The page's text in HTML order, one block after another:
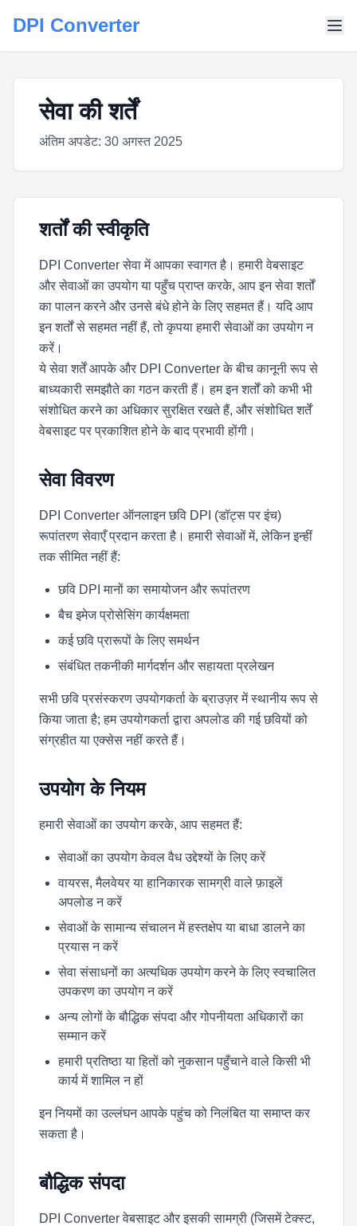
DPI Converter
सेवा की शर्तें
अंतिम अपडेट: 30 अगस्त 2025
शर्तों की स्वीकृति
DPI Converter सेवा में आपका स्वागत है। हमारी वेबसाइट
और सेवाओं का उपयोग या पहुँच प्राप्त करके, आप इन सेवा शर्तों
का पालन करने और उनसे बंधे होने के लिए सहमत हैं। यदि आप
इन शर्तों से सहमत नहीं हैं, तो कृपया हमारी सेवाओं का उपयोग न
करें।
ये सेवा शर्तें आपके और DPI Converter के बीच कानूनी रूप से
बाध्यकारी समझौते का गठन करती हैं। हम इन शर्तों को कभी भी
संशोधित करने का अधिकार सुरक्षित रखते हैं, और संशोधित शर्तें
वेबसाइट पर प्रकाशित होने के बाद प्रभावी होंगी।
सेवा विवरण
DPI Converter ऑनलाइन छवि DPI (डॉट्स पर इंच)
रूपांतरण सेवाएँ प्रदान करता है। हमारी सेवाओं में, लेकिन इन्हीं
तक सीमित नहीं हैं:
छवि DPI मानों का समायोजन और रूपांतरण
बैच इमेज प्रोसेसिंग कार्यक्षमता
कई छवि प्रारूपों के लिए समर्थन
संबंधित तकनीकी मार्गदर्शन और सहायता प्रलेखन
सभी छवि प्रसंस्करण उपयोगकर्ता के ब्राउज़र में स्थानीय रूप से
किया जाता है; हम उपयोगकर्ता द्वारा अपलोड की गई छवियों को
संग्रहीत या एक्सेस नहीं करते हैं।
उपयोग के नियम
हमारी सेवाओं का उपयोग करके, आप सहमत हैं:
सेवाओं का उपयोग केवल वैध उद्देश्यों के लिए करें
वायरस, मैलवेयर या हानिकारक सामग्री वाले फ़ाइलें
अपलोड न करें
सेवाओं के सामान्य संचालन में हस्तक्षेप या बाधा डालने का
प्रयास न करें
सेवा संसाधनों का अत्यधिक उपयोग करने के लिए स्वचालित
उपकरण का उपयोग न करें
अन्य लोगों के बौद्धिक संपदा और गोपनीयता अधिकारों का
सम्मान करें
हमारी प्रतिष्ठा या हितों को नुकसान पहुँचाने वाले किसी भी
कार्य में शामिल न हों
इन नियमों का उल्लंघन आपके पहुंच को निलंबित या समाप्त कर
सकता है।
बौद्धिक संपदा
DPI Converter वेबसाइट और इसकी सामग्री (जिसमें टेक्स्ट,